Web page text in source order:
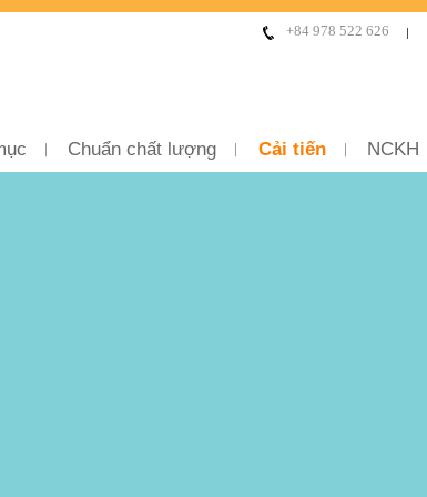
+84 978 522 626
Chuẩn chất lượng Cải tiến NCKH